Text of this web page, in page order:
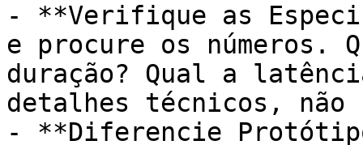
- **Verifique as
e procure os números.
duração? Qual a
detalhes técnicos, não
- **Diferencie